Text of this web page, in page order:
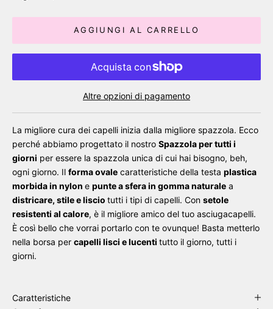
AGGIUNGI AL CARRELLO
Altre opzioni di pagamento
La migliore cura dei capelli inizia dalla migliore spazzola. Ecco
perché abbiamo progettato il nostro Spazzola per tutti i
giorni per essere la spazzola unica di cui hai bisogno, beh,
ogni giorno. Il forma ovale caratteristiche della testa plastica
morbida in nylon e punte a sfera in gomma naturale a
districare, stile e liscio tutti i tipi di capelli. Con setole
resistenti al calore, è il migliore amico del tuo asciugacapelli.
È così bello che vorrai portarlo con te ovunque! Basta metterlo
nella borsa per capelli lisci e lucenti tutto il giorno, tutti i
giorni.
Caratteristiche